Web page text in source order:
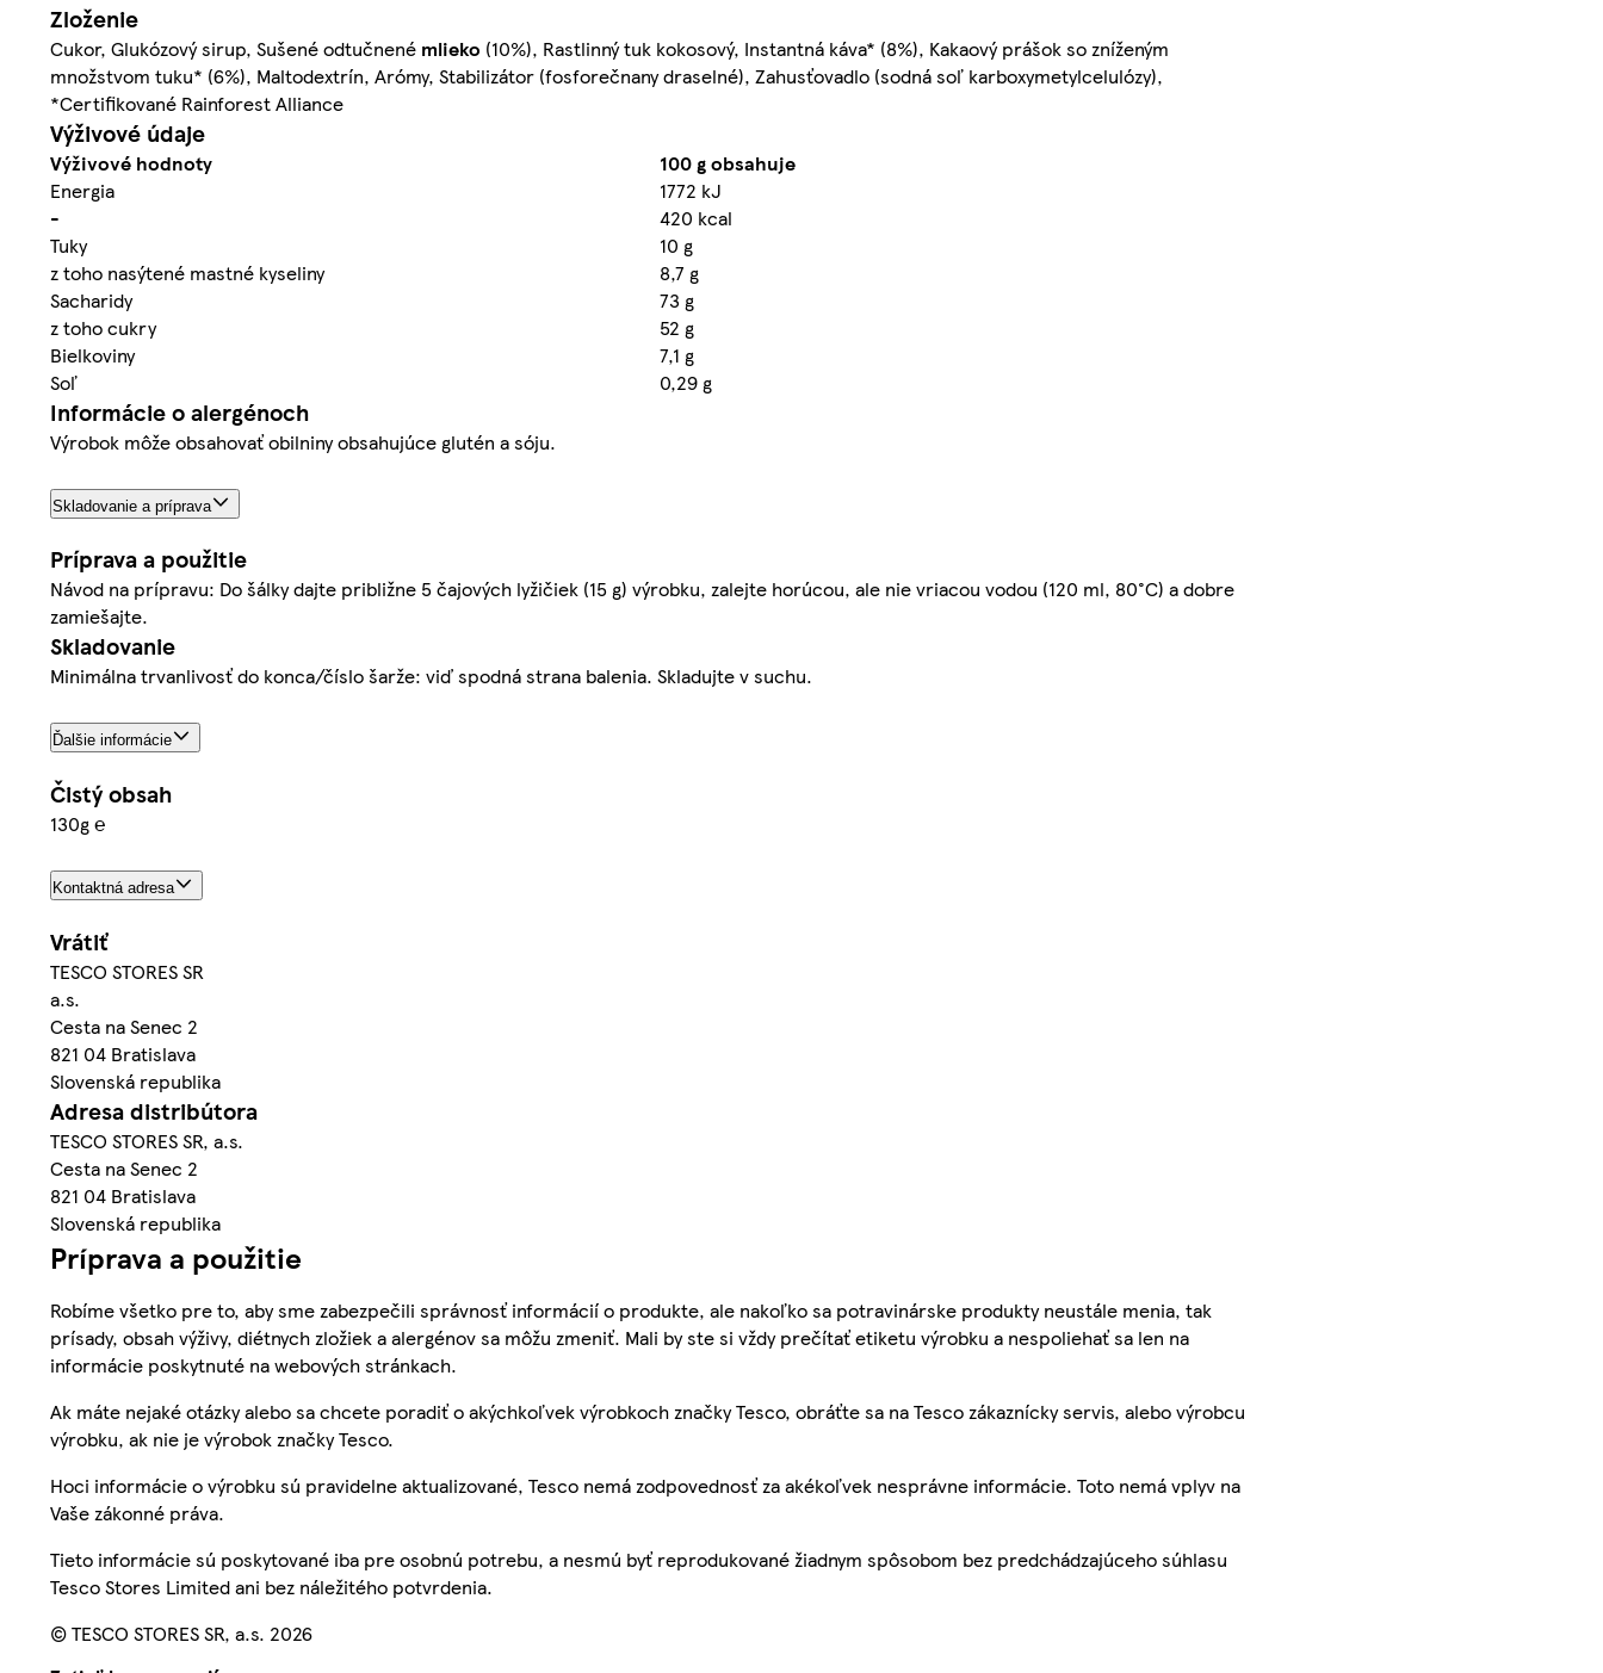
Zloženie
Cukor, Glukózový sirup, Sušené odtučnené mlieko (10%), Rastlinný tuk kokosový, Instantná káva* (8%), Kakaový prášok so zníženým
množstvom tuku* (6%), Maltodextrín, Arómy, Stabilizátor (fosforečnany draselné), Zahusťovadlo (sodná soľ karboxymetylcelulózy),
*Certifikované Rainforest Alliance
Výživové údaje
Výživové hodnoty
100 g obsahuje
Energia
1772 kJ
-
420 kcal
Tuky
10 g
z toho nasýtené mastné kyseliny
8,7 g
Sacharidy
73 g
z toho cukry
52 g
Bielkoviny
7,1 g
Soľ
0,29 g
Informácie o alergénoch
Výrobok môže obsahovať obilniny obsahujúce glutén a sóju.
Skladovanie a príprava
Príprava a použitie
Návod na prípravu: Do šálky dajte približne 5 čajových lyžičiek (15 g) výrobku, zalejte horúcou, ale nie vriacou vodou (120 ml, 80°C) a dobre
zamiešajte.
Skladovanie
Minimálna trvanlivosť do konca/číslo šarže: viď spodná strana balenia. Skladujte v suchu.
Ďalšie informácie
Čistý obsah
130g ℮
Kontaktná adresa
Vrátiť
TESCO STORES SR
a.s.
Cesta na Senec 2
821 04 Bratislava
Slovenská republika
Adresa distribútora
TESCO STORES SR, a.s.
Cesta na Senec 2
821 04 Bratislava
Slovenská republika
Príprava a použitie
Robíme všetko pre to, aby sme zabezpečili správnosť informácií o produkte, ale nakoľko sa potravinárske produkty neustále menia, tak
prísady, obsah výživy, diétnych zložiek a alergénov sa môžu zmeniť. Mali by ste si vždy prečítať etiketu výrobku a nespoliehať sa len na
informácie poskytnuté na webových stránkach.
Ak máte nejaké otázky alebo sa chcete poradiť o akýchkoľvek výrobkoch značky Tesco, obráťte sa na Tesco zákaznícky servis, alebo výrobcu
výrobku, ak nie je výrobok značky Tesco.
Hoci informácie o výrobku sú pravidelne aktualizované, Tesco nemá zodpovednosť za akékoľvek nesprávne informácie. Toto nemá vplyv na
Vaše zákonné práva.
Tieto informácie sú poskytované iba pre osobnú potrebu, a nesmú byť reprodukované žiadnym spôsobom bez predchádzajúceho súhlasu
Tesco Stores Limited ani bez náležitého potvrdenia.
© TESCO STORES SR, a.s. 2026